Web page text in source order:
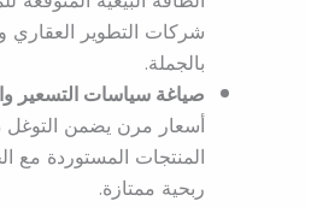
شركات التطوير العقاري
بالجملة.
صياغة سياسات التسعير
أسعار مرن يضمن
المنتجات المستوردة
ربحية ممتازة.